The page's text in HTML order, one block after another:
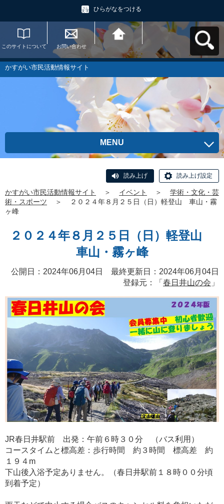
ひらがなをつける
このサイトについて お問い合わせ
かすがい市民活動情
報サイトへ戻る
かすがい市民活動情報サイト
MENU
読み上げ 読み上げ設定
かすがい市民活動情報サイト ＞ イベント ＞
学術・文化・芸
術・スポーツ
＞
２０２４年８月２５日（日）軽登山 車山・霧
ヶ峰
２０２４年８月２５日（日）軽登山
車山・霧ヶ峰
公開日：2024年06月04日 最終更新日：2024年06月04日
登録元：「 春日井山の会 」
JR春日井駅前 出発：午前６時３０分 （バス利用）
コースタイムと標高差：歩行時間 約３時間 標高差 約
１９４m
下山後入浴予定ありません。（春日井駅前１８時００分頃
到着予定）